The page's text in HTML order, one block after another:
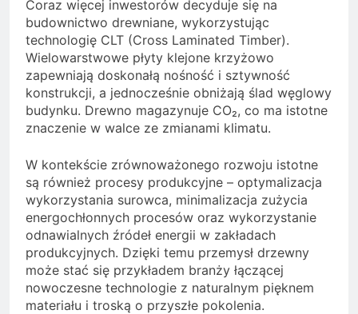
Coraz więcej inwestorów decyduje się na
budownictwo drewniane, wykorzystując
technologię CLT (Cross Laminated Timber).
Wielowarstwowe płyty klejone krzyżowo
zapewniają doskonałą nośność i sztywność
konstrukcji, a jednocześnie obniżają ślad węglowy
budynku. Drewno magazynuje CO₂, co ma istotne
znaczenie w walce ze zmianami klimatu.
W kontekście zrównoważonego rozwoju istotne
są również procesy produkcyjne – optymalizacja
wykorzystania surowca, minimalizacja zużycia
energochłonnych procesów oraz wykorzystanie
odnawialnych źródeł energii w zakładach
produkcyjnych. Dzięki temu przemysł drzewny
może stać się przykładem branży łączącej
nowoczesne technologie z naturalnym pięknem
materiału i troską o przyszłe pokolenia.